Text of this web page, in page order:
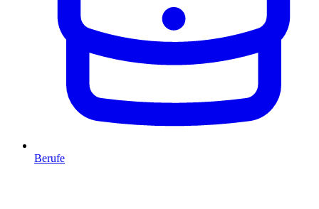
Berufe